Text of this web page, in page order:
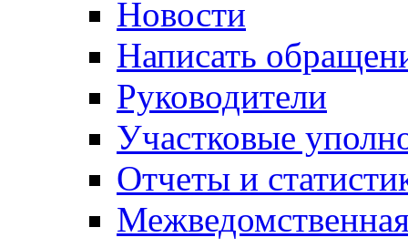
Новости
Написать
Руководители
Участковые
Отчеты и